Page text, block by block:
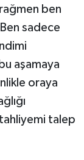
rağmen ben
sadece
aşamaya
oraya
talep